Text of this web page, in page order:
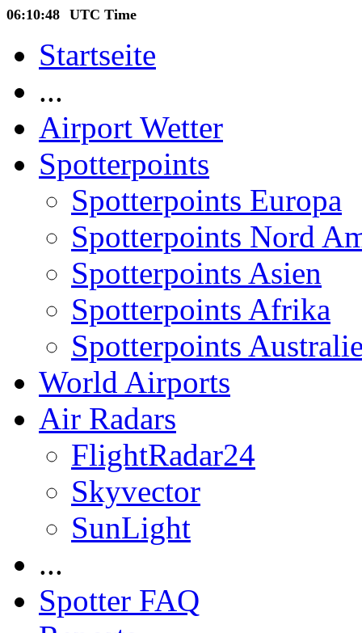
06:10:49 UTC Time
Startseite
...
Airport Wetter
Spotterpoints
Spotterpoints Europa
Spotterpoints Nord
Spotterpoints Asien
Spotterpoints Afrika
Spotterpoints
World Airports
Air Radars
FlightRadar24
Skyvector
SunLight
...
Spotter FAQ